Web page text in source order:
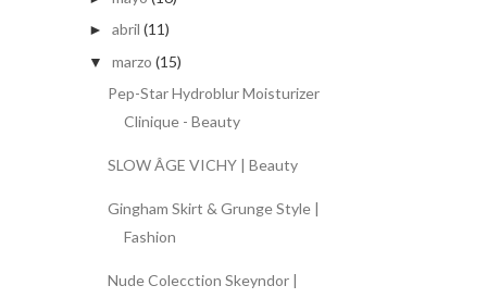
► abril (11)
▼ marzo (15)
Pep-Star Hydroblur Moisturizer
Clinique - Beauty
SLOW ÂGE VICHY | Beauty
Gingham Skirt & Grunge Style |
Fashion
Nude Colecction Skeyndor |